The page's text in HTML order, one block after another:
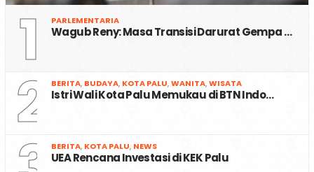
1 PARLEMENTARIA
Wagub Reny: Masa Transisi Darurat Gempa …
2 BERITA, BUDAYA, KOTA PALU,WANITA,WISATA
Istri Wali Kota Palu Memukau di BTN Indo…
BERITA, KOTA PALU, NEWS
UEA Rencana Investasi di KEK Palu